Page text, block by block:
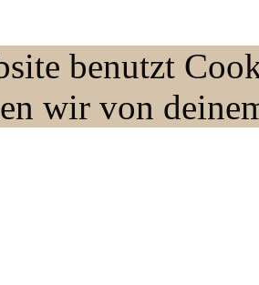
benutzt
wir von